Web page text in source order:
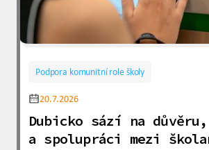
Podpora komunitní role školy
20.7.2026
Dubicko sází na
a spolupráci mezi